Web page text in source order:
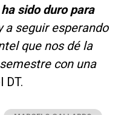
sido duro para
a seguir esperando
que nos dé la
con una
DT.